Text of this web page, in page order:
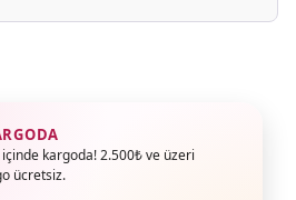
kargoda! 2.500₺ ve üzeri
ücretsiz.